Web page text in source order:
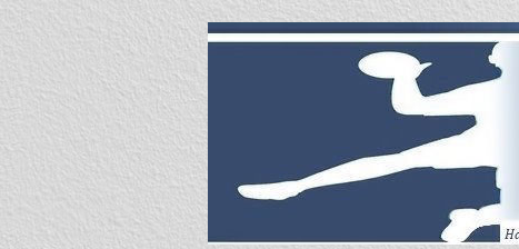
Inhalt